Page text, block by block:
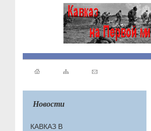
Новости
КАВКАЗ В